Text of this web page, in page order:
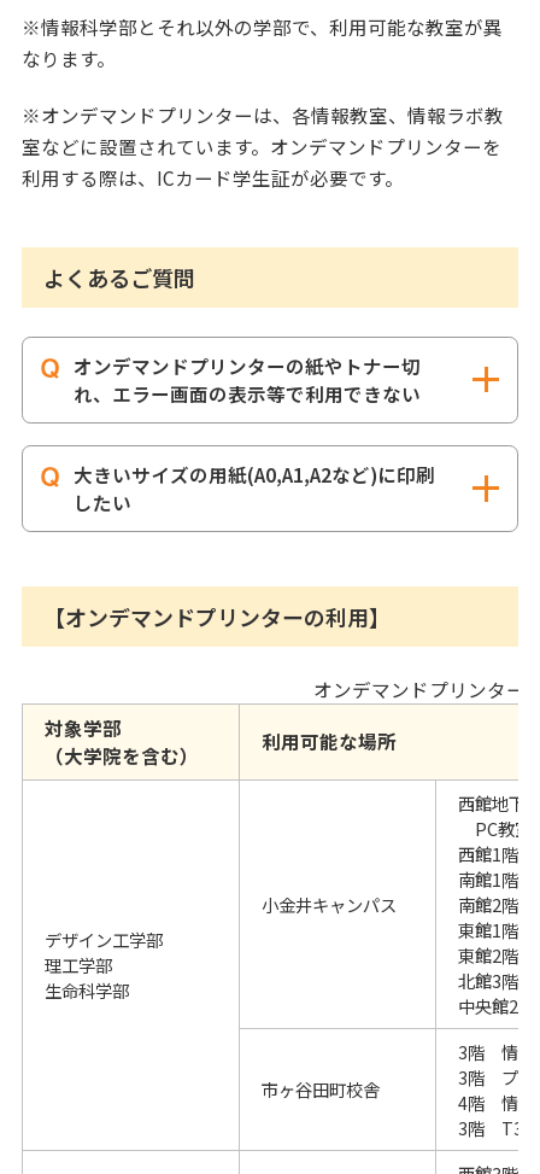
※情報科学部とそれ以外の学部で、利用可能な教室が異
なります。
※オンデマンドプリンターは、各情報教室、情報ラボ教
室などに設置されています。オンデマンドプリンターを
利用する際は、ICカード学生証が必要です。
よくあるご質問
オンデマンドプリンターの紙やトナー切
れ、エラー画面の表示等で利用できない
大きいサイズの用紙(A0,A1,A2など)に印刷
したい
【オンデマンドプリンターの利用】
オンデマンドプリンター
対象学部
（大学院を含む）
利用可能な場所
デザイン工学部
理工学部
生命科学部
小金井キャンパス
西館地下1
PC教室
西館1階
南館1階
南館2階
東館1階
東館2階
北館3階
中央館2
市ヶ谷田町校舎
3階 情報
3階 プリ
4階 情報
3階